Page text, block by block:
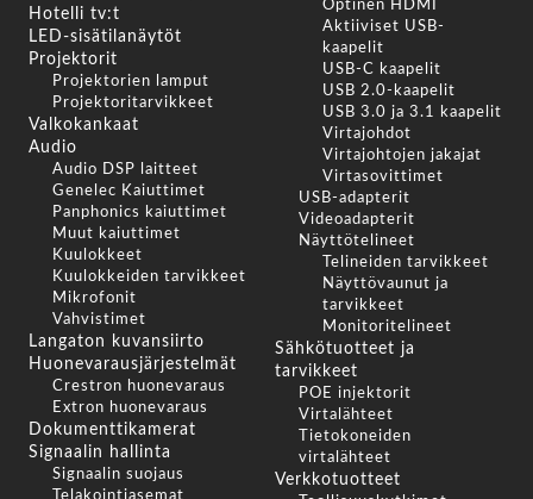
Hotelli tv:t
LED-sisätilanäytöt
Projektorit
Projektorien lamput
Projektoritarvikkeet
Valkokankaat
Audio
Audio DSP laitteet
Genelec Kaiuttimet
Panphonics kaiuttimet
Muut kaiuttimet
Kuulokkeet
Kuulokkeiden tarvikkeet
Mikrofonit
Vahvistimet
Langaton kuvansiirto
Huonevarausjärjestelmät
Crestron huonevaraus
Extron huonevaraus
Dokumenttikamerat
Signaalin hallinta
Signaalin suojaus
Optinen HDMI
Aktiiviset USB-
kaapelit
USB-C kaapelit
USB 2.0-kaapelit
USB 3.0 ja 3.1 kaapelit
Virtajohdot
Virtajohtojen jakajat
Virtasovittimet
USB-adapterit
Videoadapterit
Näyttötelineet
Telineiden tarvikkeet
Näyttövaunut ja
tarvikkeet
Monitoritelineet
Sähkötuotteet ja
tarvikkeet
POE injektorit
Virtalähteet
Tietokoneiden
virtalähteet
Verkkotuotteet